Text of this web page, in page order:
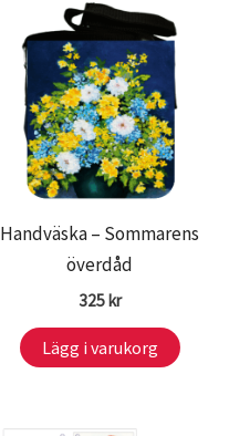
Handväska – Sommarens
överdåd
325kr
Lägg i varukorg